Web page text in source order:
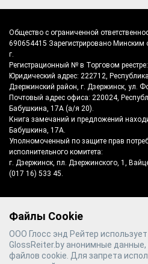
Файлы Cookie
ООО Глосс энд Рейтер
GlossReiter.by анонимные
файлов cookie. Для запрета
Общество с ограниченной
690654415 Зарегистрировано Минским
г.
Регистрационный № в Торговом
Юридический адрес: 222712,
Дзержинский район, г. Дзержинск, ул.
Почтовый адрес офиса: 220024,
Бабушкина, 17А (а/я 20).
Книга замечаний и предложений
Бабушкина, 17А.
Уполномоченный по защите прав
исполнительного комитета:
г. Дзержинск, пл. Дзержинского, 1,
(017 16) 533 45.
©2026
Gloss & Reiter-